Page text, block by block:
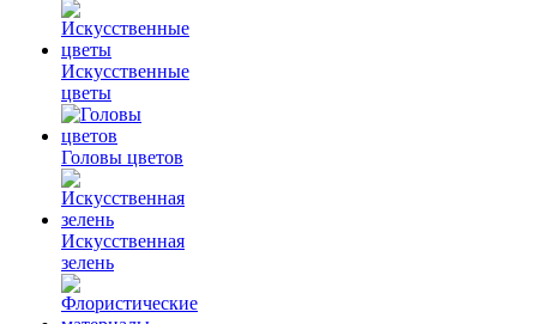
Искусственные
цветы
Головы цветов
Искусственная
зелень